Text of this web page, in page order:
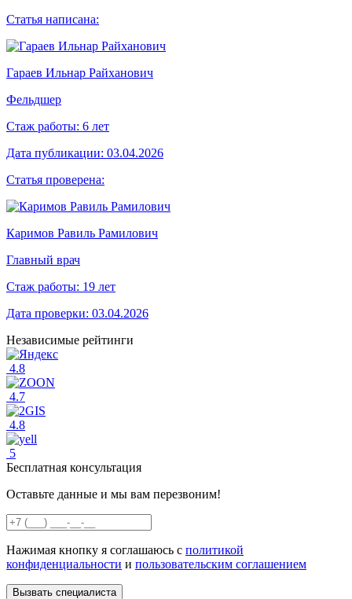
Статья написана:
Гараев Ильнар Райханович
Фельдшер
Стаж работы: 6 лет
Дата публикации: 03.04.2026
Статья проверена:
Каримов Равиль Рамилович
Главный врач
Стаж работы: 19 лет
Дата проверки: 03.04.2026
Независимые рейтинги
4.8
4.7
4.8
5
Бесплатная консультация
Оставьте данные и мы вам перезвоним!
Нажимая кнопку я соглашаюсь с политикой
конфиденциальности и пользовательским соглашением
Вызвать специалиста